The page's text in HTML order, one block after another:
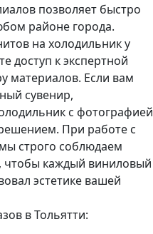
позволяет быстро
районе города.
на холодильник у
доступ к экспертной
материалов. Если вам
сувенир,
с фотографией
При работе с
строго соблюдаем
чтобы каждый виниловый
эстетике вашей
в Тольятти: